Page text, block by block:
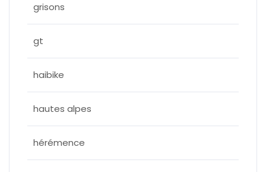
grisons
gt
haibike
hautes alpes
hérémence